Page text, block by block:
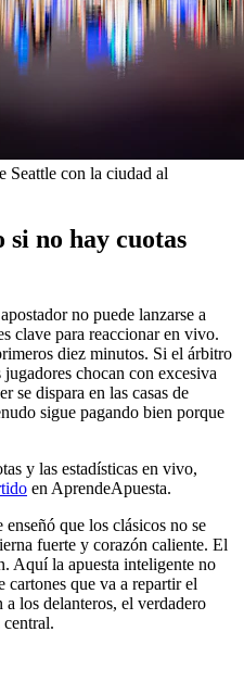
Seattle con la ciudad al
si no hay cuotas
no puede lanzarse a
clave para reaccionar en vivo.
diez minutos. Si el árbitro
chocan con excesiva
se dispara en las casas de
sigue pagando bien porque
y las estadísticas en vivo,
en AprendeApuesta.
que los clásicos no se
fuerte y corazón caliente. El
Aquí la apuesta inteligente no
cartones que va a repartir el
los delanteros, el verdadero